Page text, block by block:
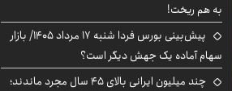
به هم ریخت!
پیش‌بینی بورس فردا شنبه ۱۷ مرداد ۱۴۰۵/ بازار
سهام آماده یک جهش دیگر است؟
چند میلیون ایرانی بالای ۴۵ سال مجرد ماندند؛